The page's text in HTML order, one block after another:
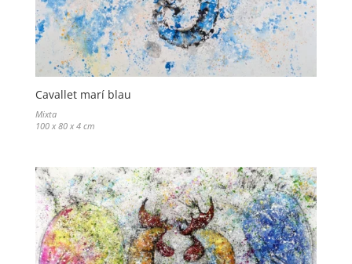
Cavallet marí blau
Mixta
100 x 80 x 4 cm